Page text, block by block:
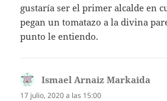
gustaría ser el primer alcalde en
pegan un tomatazo a la divina
punto le entiendo.
Ismael Arnaiz Markaida
17 julio, 2020 a las 15:00